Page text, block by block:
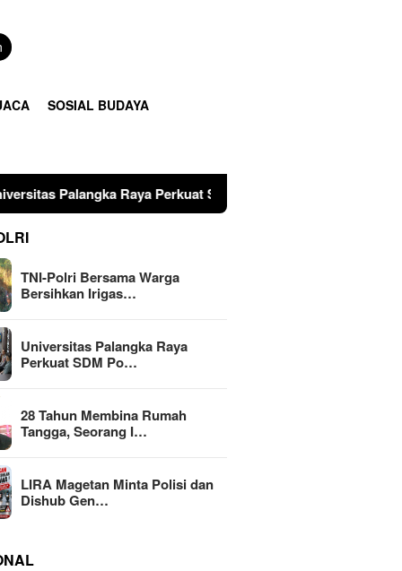
SOSIAL BUDAYA
Raya Perkuat SDM Polri Lewat Pusat Studi Kepolisian
TNI-Polri Bersama Warga
Bersihkan Irigas…
Universitas Palangka Raya
Perkuat SDM Po…
28 Tahun Membina Rumah
Tangga, Seorang I…
LIRA Magetan Minta Polisi dan
Dishub Gen…